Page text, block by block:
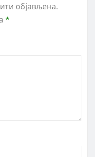
објављена.
*